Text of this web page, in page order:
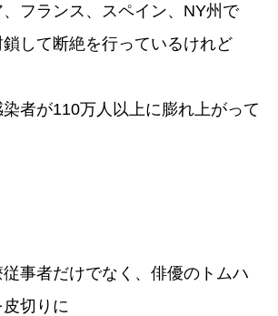
フランス、スペイン、NY州で
して断絶を行っているけれど
者が110万人以上に膨れ上がって
事者だけでなく、俳優のトムハ
切りに